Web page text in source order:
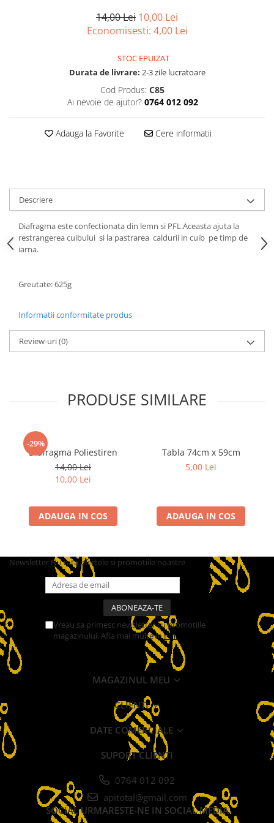
Vopsea/intretinere stupi14,00 Lei 10,00 Lei
Economisesti: 4,00 Lei
STOC EPUIZAT
Durata de livrare: 2-3 zile lucratoare
Cod Produs: C85
Ai nevoie de ajutor? 0764 012 092
Adauga la Favorite Cere informatii
Descriere
Diafragma este confectionata din lemn si PFL.Aceasta ajuta la
restrangerea cuibului si la pastrarea caldurii in cuib pe timp de
iarna.
Greutate: 625g
Informatii conformitate produs
Review-uri(0)
PRODUSE SIMILARE
-29%
Diafragma Poliestiren
14,00 Lei
10,00 Lei
ADAUGA IN COS
Tabla 74cm x 59cm
5,00 Lei
ADAUGA IN COS
Newsletter Nu rata ofertele si promotiile noastre
Vreau sa primesc newsletter cu promotiile
magazinului. Afla mai multe inPolitica de
MAGAZINUL MEU
CLIENTI
DATE COMERCIALE
SUPORT CLIENTI
0764 012 092
apitotal@gmail.com
SOCIALURMARESTE-NE IN SOCIAL MEDIA